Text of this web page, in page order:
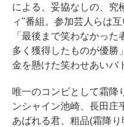
による、妥協なしの、究
ィ"番組。参加芸人らは
「最後まで笑わなかっ
多く獲得したものが優勝
金を懸けた笑わせあいバ
唯一のコンビとして霜降
ンシャイン池崎、長田庄
あばれる君、粗品(霜降り